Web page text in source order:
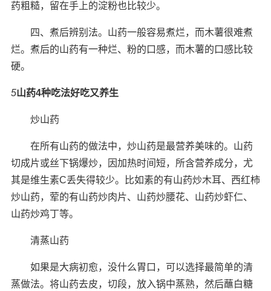
药粗糙，留在手上的淀粉也比较少。
四、煮后辨别法。山药一般容易煮烂，而木薯很难煮
烂。煮后的山药有一种烂、粉的口感，而木薯的口感比较
硬。
5山药4种吃法好吃又养生
炒山药
在所有山药的做法中，炒山药是最营养美味的。山药
切成片或丝下锅爆炒，因加热时间短，所含营养成分，尤
其是维生素C丢失得较少。比如素的有山药炒木耳、西红柿
炒山药，荤的有山药炒肉片、山药炒腰花、山药炒虾仁、
山药炒鸡丁等。
清蒸山药
如果是大病初愈，没什么胃口，可以选择最简单的清
蒸做法。将山药去皮，切段，放入锅中蒸熟，然后蘸白糖